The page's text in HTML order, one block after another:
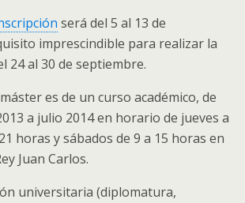
será del 5 al 13 de
imprescindible para realizar la
24 al 30 de septiembre.
es de un curso académico, de
a julio 2014 en horario de jueves a
horas y sábados de 9 a 15 horas en
Juan Carlos.
universitaria (diplomatura,